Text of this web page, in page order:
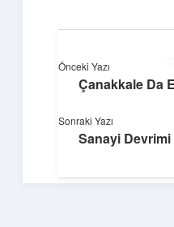
Süper
Önceki Yazı
Çanakkale Da
Sonraki Yazı
Sanayi Devrimi